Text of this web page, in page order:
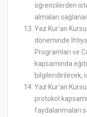
öğrencilerden
almaları
Yaz Kur’an
döneminde
Programları ve
kapsamında
bilgilendirilecek,
Yaz Kur’an
protokol
faydalanmaları